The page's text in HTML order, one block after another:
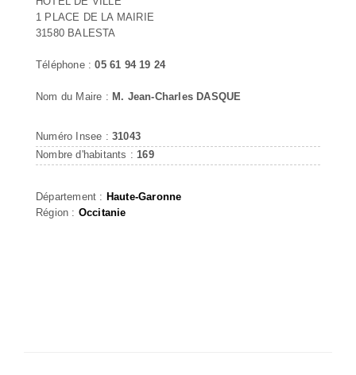
1 PLACE DE LA MAIRIE
31580 BALESTA
Téléphone :05 61 94 19 24
Nom du Maire : M. Jean-Charles DASQUE
Numéro Insee : 31043
Nombre d'habitants : 169
Département : Haute-Garonne
Région : Occitanie